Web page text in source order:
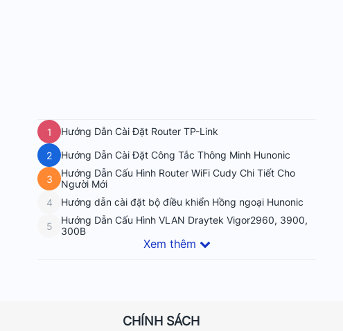
1 Hướng Dẫn Cài Đặt Router TP-Link
2 Hướng Dẫn Cài Đặt Công Tắc Thông Minh Hunonic
3
Hướng Dẫn Cấu Hình Router WiFi Cudy Chi Tiết Cho
Người Mới
4
Hướng dẫn cài đặt bộ điều khiển Hồng ngoại Hunonic
5
Hướng Dẫn Cấu Hình VLAN Draytek Vigor2960, 3900,
300B
Xem thêm
CHÍNH SÁCH